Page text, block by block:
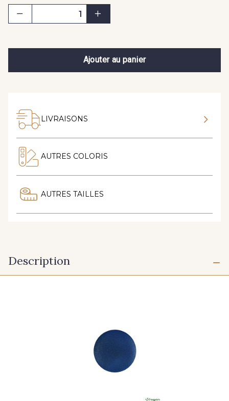
Ajouter au panier
LIVRAISONS
AUTRES COLORIS
AUTRES TAILLES
Description